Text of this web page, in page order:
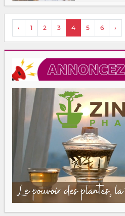
‹ 1 2 3 4 5 6 ›